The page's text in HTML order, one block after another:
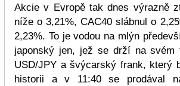
Akcie v Evropě tak dnes výrazně
níže o 3,21%, CAC40 slábnul o
2,23%. To je vodou na mlýn
japonský jen, jež se drží na svém
USD/JPY a švýcarský frank, který
historii a v 11:40 se prodával